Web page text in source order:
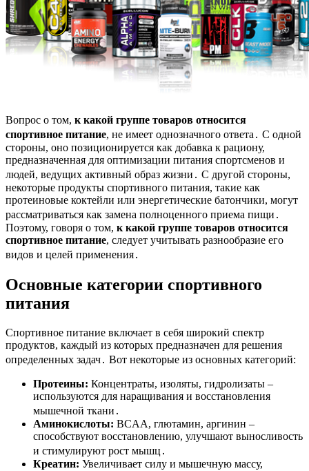
Вопрос о том, к какой группе товаров относится
спортивное питание, не имеет однозначного ответа․ С одной
стороны, оно позиционируется как добавка к рациону,
предназначенная для оптимизации питания спортсменов и
людей, ведущих активный образ жизни․ С другой стороны,
некоторые продукты спортивного питания, такие как
протеиновые коктейли или энергетические батончики, могут
рассматриваться как замена полноценного приема пищи․
Поэтому, говоря о том, к какой группе товаров относится
спортивное питание, следует учитывать разнообразие его
видов и целей применения․
Основные категории спортивного
питания
Спортивное питание включает в себя широкий спектр
продуктов, каждый из которых предназначен для решения
определенных задач․ Вот некоторые из основных категорий:
Протеины: Концентраты, изоляты, гидролизаты –
используются для наращивания и восстановления
мышечной ткани․
Аминокислоты: BCAA, глютамин, аргинин –
способствуют восстановлению, улучшают выносливость
и стимулируют рост мышц․
Креатин: Увеличивает силу и мышечную массу,